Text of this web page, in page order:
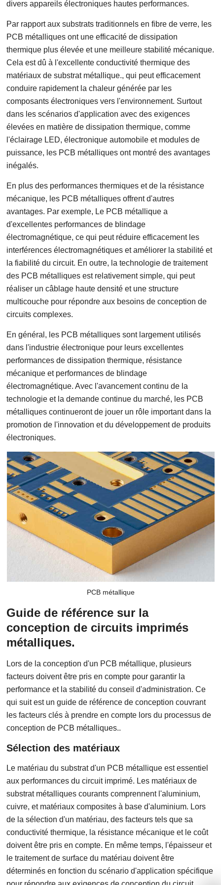
divers appareils électroniques hautes performances.
Par rapport aux substrats traditionnels en fibre de verre, les
PCB métalliques ont une efficacité de dissipation
thermique plus élevée et une meilleure stabilité mécanique.
Cela est dû à l'excellente conductivité thermique des
matériaux de substrat métallique., qui peut efficacement
conduire rapidement la chaleur générée par les
composants électroniques vers l'environnement. Surtout
dans les scénarios d'application avec des exigences
élevées en matière de dissipation thermique, comme
l'éclairage LED, électronique automobile et modules de
puissance, les PCB métalliques ont montré des avantages
inégalés.
En plus des performances thermiques et de la résistance
mécanique, les PCB métalliques offrent d'autres
avantages. Par exemple, Le PCB métallique a
d'excellentes performances de blindage
électromagnétique, ce qui peut réduire efficacement les
interférences électromagnétiques et améliorer la stabilité et
la fiabilité du circuit. En outre, la technologie de traitement
des PCB métalliques est relativement simple, qui peut
réaliser un câblage haute densité et une structure
multicouche pour répondre aux besoins de conception de
circuits complexes.
En général, les PCB métalliques sont largement utilisés
dans l'industrie électronique pour leurs excellentes
performances de dissipation thermique, résistance
mécanique et performances de blindage
électromagnétique. Avec l'avancement continu de la
technologie et la demande continue du marché, les PCB
métalliques continueront de jouer un rôle important dans la
promotion de l'innovation et du développement de produits
électroniques.
PCB métallique
Guide de référence sur la
conception de circuits imprimés
métalliques.
Lors de la conception d'un PCB métallique, plusieurs
facteurs doivent être pris en compte pour garantir la
performance et la stabilité du conseil d'administration. Ce
qui suit est un guide de référence de conception couvrant
les facteurs clés à prendre en compte lors du processus de
conception de PCB métalliques..
Sélection des matériaux
Le matériau du substrat d'un PCB métallique est essentiel
aux performances du circuit imprimé. Les matériaux de
substrat métalliques courants comprennent l'aluminium,
cuivre, et matériaux composites à base d'aluminium. Lors
de la sélection d'un matériau, des facteurs tels que sa
conductivité thermique, la résistance mécanique et le coût
doivent être pris en compte. En même temps, l'épaisseur et
le traitement de surface du matériau doivent être
déterminés en fonction du scénario d'application spécifique